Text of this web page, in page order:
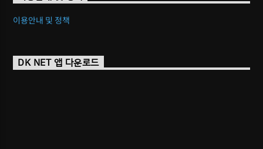
이용안내 및 정책
DK NET 앱 다운로드